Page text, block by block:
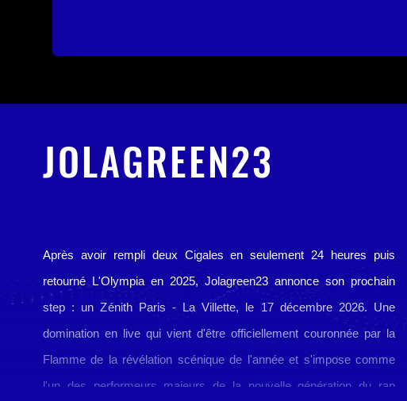
JOLAGREEN23
Après avoir rempli deux Cigales en seulement 24 heures puis
retourné L'Olympia en 2025, Jolagreen23 annonce son prochain
step : un Zénith Paris - La Villette, le 17 décembre 2026. Une
domination en live qui vient d'être officiellement couronnée par la
Flamme de la révélation scénique de l'année et s'impose comme
l'un des performeurs majeurs de la nouvelle génération du rap